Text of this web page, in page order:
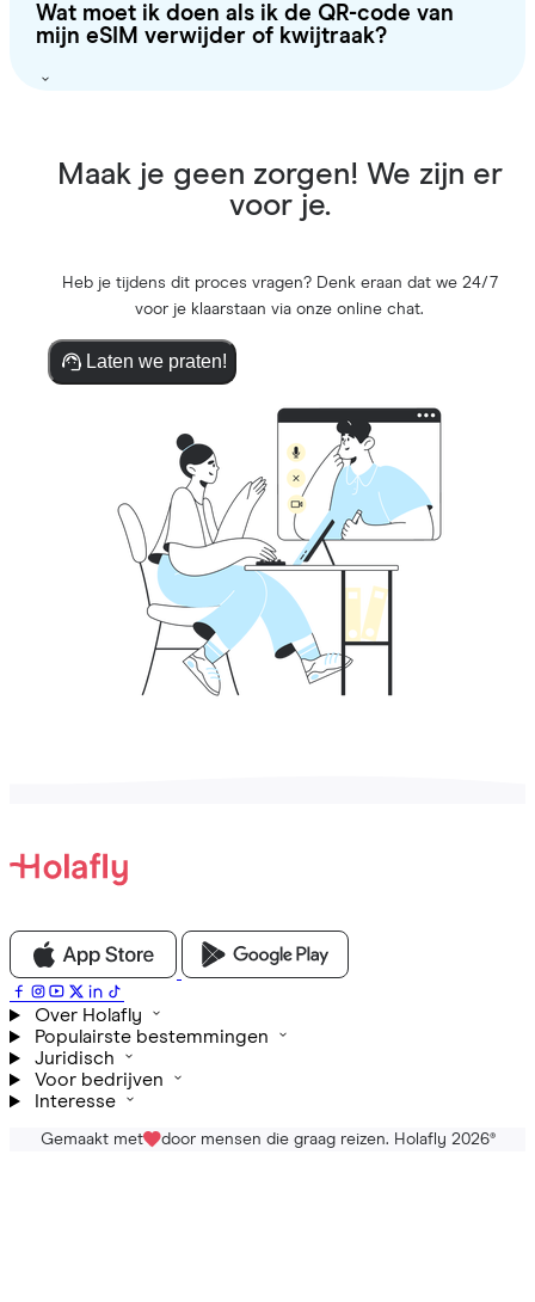
Wat moet ik doen als ik de QR-code van
mijn eSIM verwijder of kwijtraak?
Maak je geen zorgen! We zijn er
voor je.
Heb je tijdens dit proces vragen? Denk eraan dat we 24/7
voor je klaarstaan via onze online chat.
Laten we praten!
Over Holafly
Populairste bestemmingen
Juridisch
Voor bedrijven
Interesse
Gemaakt met door mensen die graag reizen. Holafly 2026®